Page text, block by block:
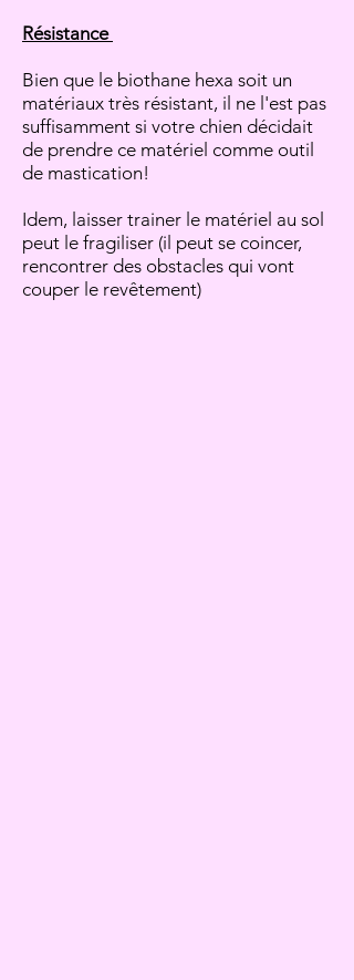
Résistance
Bien que le biothane hexa soit un
matériaux très résistant, il ne l'est pas
suffisamment si votre chien décidait
de prendre ce matériel comme outil
de mastication!
Idem, laisser trainer le matériel au sol
peut le fragiliser (il peut se coincer,
rencontrer des obstacles qui vont
couper le revêtement)